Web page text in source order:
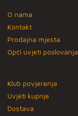
O nama
Kontakt
Prodajna mjesta
Opći uvjeti poslovanja
Klub povjerenja
Uvjeti kupnje
Dostava